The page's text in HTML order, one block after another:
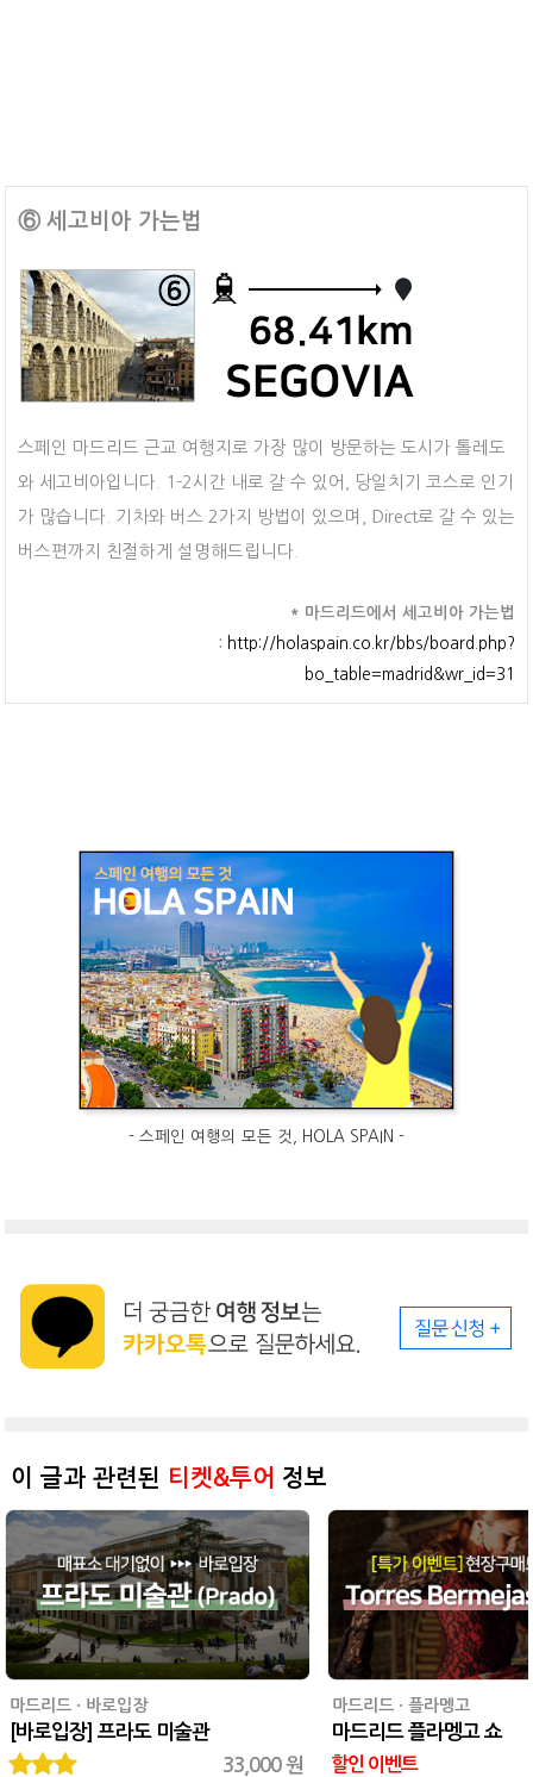
⑥ 세고비아 가는법
스페인 마드리드 근교 여행지로 가장 많이 방문하는 도시가 톨레도
와 세고비아입니다. 1-2시간 내로 갈 수 있어, 당일치기 코스로 인기
가 많습니다. 기차와 버스 2가지 방법이 있으며, Direct로 갈 수 있는
버스편까지 친절하게 설명해드립니다.
* 마드리드에서 세고비아 가는법
: http://holaspain.co.kr/bbs/board.php?
bo_table=madrid&wr_id=31
- 스페인 여행의 모든 것, HOLA SPAIN -
이 글과 관련된 티켓&투어 정보
마드리드 · 바로입장
[바로입장] 프라도 미술관
33,000 원
마드리드 · 플라멩고
마드리드 플라멩고 쇼
할인 이벤트